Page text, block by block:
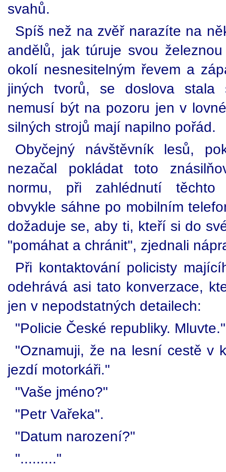
svahů.
Spíš než na zvěř narazíte na
andělů, jak túruje svou
okolí nesnesitelným řevem a
jiných tvorů, se doslova stala
nemusí být na pozoru jen v
silných strojů mají napilno pořád.
Obyčejný návštěvník lesů,
nezačal pokládat toto
normu, při zahlédnutí těchto
obvykle sáhne po mobilním
dožaduje se, aby ti, kteří si do
"pomáhat a chránit", zjednali
Při kontaktování policisty
odehrává asi tato konverzace,
jen v nepodstatných detailech:
"Policie České republiky. Mluvte."
"Oznamuji, že na lesní cestě v
jezdí motorkáři."
"Vaše jméno?"
"Petr Vařeka".
"Datum narození?"
"........."